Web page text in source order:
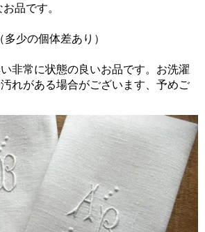
品です。
少の個体差あり）
非常に状態の良いお品です。お洗濯
れがある場合がございます、予めご